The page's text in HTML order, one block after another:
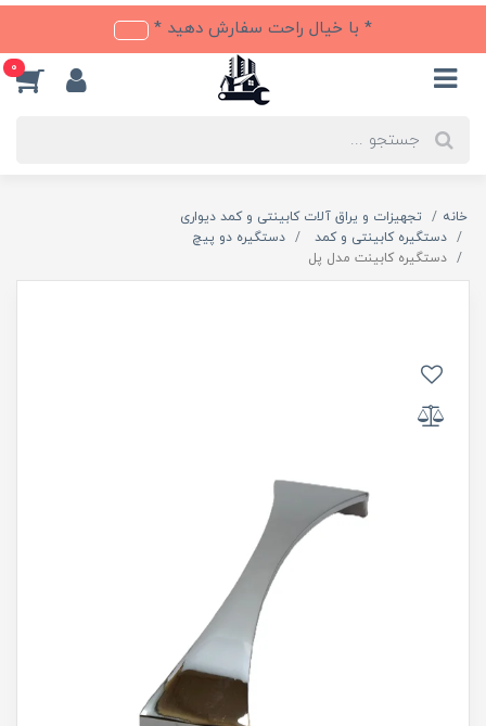
* با خیال راحت سفارش دهید *
0
خانه
تجهیزات و یراق آلات کابینتی و کمد دیواری
دستگیره کابینتی و کمد
دستگیره دو پیچ
دستگیره کابینت مدل پل